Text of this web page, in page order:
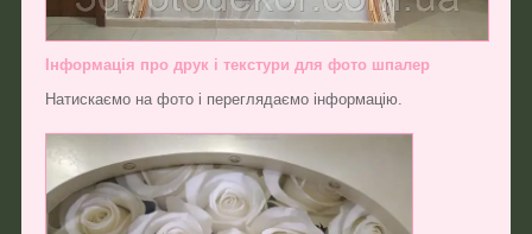
Інформація про друк і текстури для фото шпалер
Натискаємо на фото і переглядаємо інформацію.